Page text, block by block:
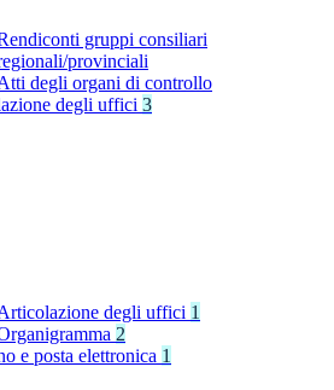
gruppi consiliari
provinciali
degli organi di controllo
degli uffici 3
degli uffici 1
2
e posta elettronica 1